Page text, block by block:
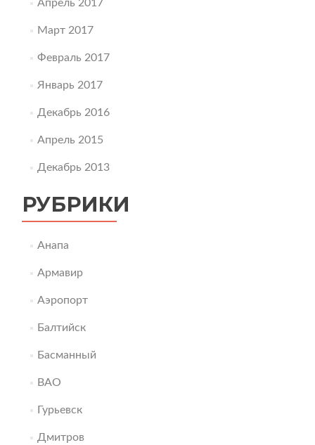
Апрель 2017
Март 2017
Февраль 2017
Январь 2017
Декабрь 2016
Апрель 2015
Декабрь 2013
РУБРИКИ
Анапа
Армавир
Аэропорт
Балтийск
Басманный
ВАО
Гурьевск
Дмитров